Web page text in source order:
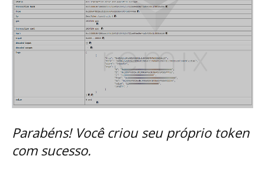
Parabéns! Você criou seu próprio token
com sucesso.